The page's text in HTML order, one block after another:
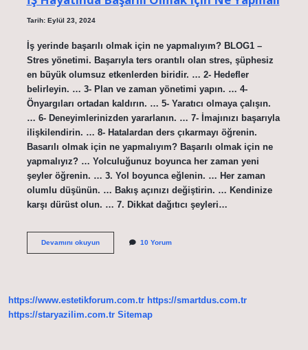
Tarih: Eylül 23, 2024
İş yerinde başarılı olmak için ne yapmalıyım? BLOG1 –
Stres yönetimi. Başarıyla ters orantılı olan stres, şüphesiz
en büyük olumsuz etkenlerden biridir. … 2- Hedefler
belirleyin. … 3- Plan ve zaman yönetimi yapın. … 4-
Önyargıları ortadan kaldırın. … 5- Yaratıcı olmaya çalışın.
… 6- Deneyimlerinizden yararlanın. … 7- İmajınızı başarıyla
ilişkilendirin. … 8- Hatalardan ders çıkarmayı öğrenin.
Basarılı olmak için ne yapmalıyım? Başarılı olmak için ne
yapmalıyız? … Yolculuğunuz boyunca her zaman yeni
şeyler öğrenin. … 3. Yol boyunca eğlenin. … Her zaman
olumlu düşünün. … Bakış açınızı değiştirin. … Kendinize
karşı dürüst olun. … 7. Dikkat dağıtıcı şeyleri…
Devamını okuyunİŞ
Yapmalı
10 Yorum
https://www.estetikforum.com.tr https://smartdus.com.tr
https://staryazilim.com.tr Sitemap